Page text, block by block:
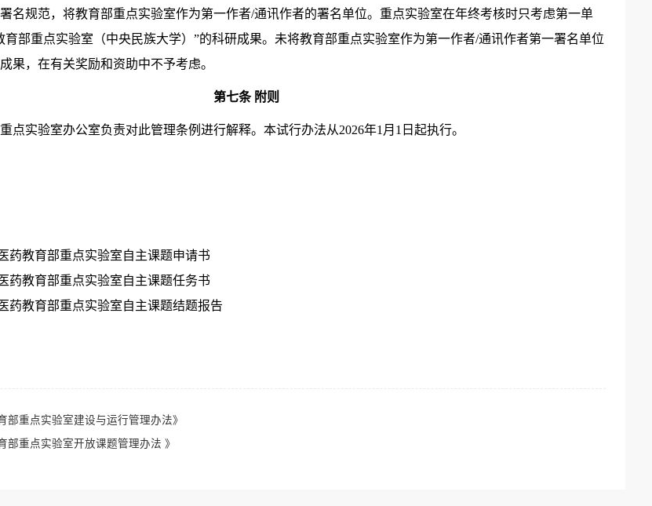
名规范，将教育部重点实验室作为第一作者/通讯作者的署名单位。重点实验室在年终考核时只考虑第一单
育部重点实验室（中央民族大学）”的科研成果。未将教育部重点实验室作为第一作者/通讯作者第一署名单位
果，在有关奖励和资助中不予考虑。
第七条 附则
点实验室办公室负责对此管理条例进行解释。本试行办法从2026年1月1日起执行。
药教育部重点实验室自主课题申请书
药教育部重点实验室自主课题任务书
药教育部重点实验室自主课题结题报告
部重点实验室建设与运行管理办法》
部重点实验室开放课题管理办法 》